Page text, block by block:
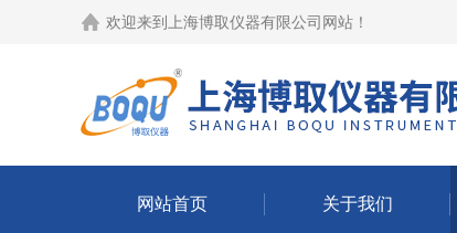
欢迎来到 上海博取仪器有限公司网站 ！
网站首页 关于我们